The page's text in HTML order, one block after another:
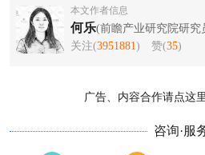
本文作者信息
何乐(前瞻产业研究院研究
关注(3951881) 赞(35)
广告、内容合作请点这
咨询·服